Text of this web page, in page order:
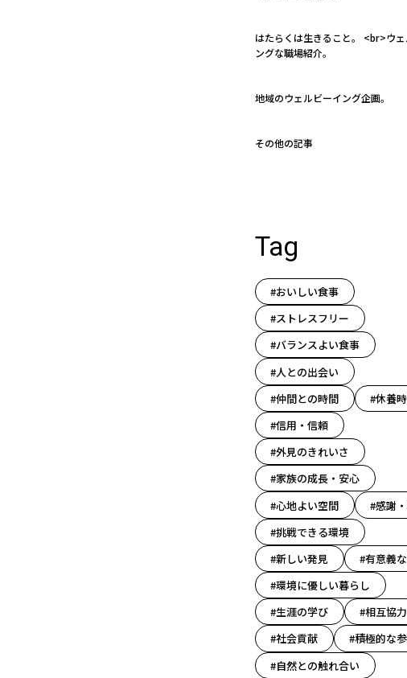
はたらくは生きること。 <br>ウ
ングな職場紹介。
地域のウェルビーイング企画。
その他の記事
Tag
#おいしい食事
#ストレスフリー
#バランスよい食事
#人との出会い
#仲間との時間
#休養
#信用・信頼
#外見のきれいさ
#家族の成長・安心
#心地よい空間
#感謝
#挑戦できる環境
#新しい発見
#有意義
#環境に優しい暮らし
#生涯の学び
#相互協力
#社会貢献
#積極的な
#自然との触れ合い